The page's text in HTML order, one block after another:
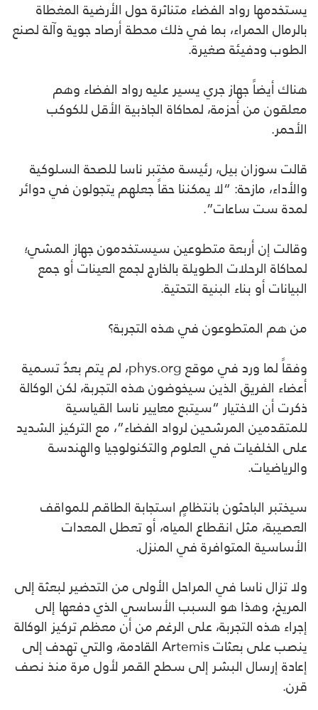
يستخدمها رواد الفضاء متناثرة حول الأرضية المغطاة
بالرمال الحمراء، بما في ذلك محطة أرصاد جوية وآلة لصنع
الطوب ودفيئة صغيرة.
هناك أيضاً جهاز جري يسير عليه رواد الفضاء وهم
معلقون من أحزمة، لمحاكاة الجاذبية الأقل للكوكب
الأحمر.
قالت سوزان بيل، رئيسة مختبر ناسا للصحة السلوكية
والأداء، مازحة: “لا يمكننا حقاً جعلهم يتجولون في دوائر
لمدة ست ساعات”.
وقالت إن أربعة متطوعين سيستخدمون جهاز المشي؛
لمحاكاة الرحلات الطويلة بالخارج لجمع العينات أو جمع
البيانات أو بناء البنية التحتية.
من هم المتطوعون في هذه التجربة؟
وفقاً لما ورد في موقع phys.org، لم يتم بعدُ تسمية
أعضاء الفريق الذين سيخوضون هذه التجربة، لكن الوكالة
ذكرت أن الاختيار “سيتبع معايير ناسا القياسية
للمتقدمين المرشحين لرواد الفضاء”، مع التركيز الشديد
على الخلفيات في العلوم والتكنولوجيا والهندسة
والرياضيات.
سيختبر الباحثون بانتظامٍ استجابة الطاقم للمواقف
العصيبة، مثل انقطاع المياه، أو تعطل المعدات
الأساسية المتوافرة في المنزل.
ولا تزال ناسا في المراحل الأولى من التحضير لبعثة إلى
المريخ، وهذا هو السبب الأساسي الذي دفعها إلى
إجراء هذه التجربة، على الرغم من أن معظم تركيز الوكالة
ينصب على بعثات Artemis القادمة، والتي تهدف إلى
إعادة إرسال البشر إلى سطح القمر لأول مرة منذ نصف
قرن.